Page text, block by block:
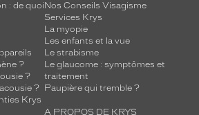
: de quoi
?
?
?
Krys
Nos Conseils Visagisme
Services Krys
La myopie
Les enfants et la vue
Le strabisme
Le glaucome : symptômes et
traitement
Paupière qui tremble ?
A PROPOS DE KRYS